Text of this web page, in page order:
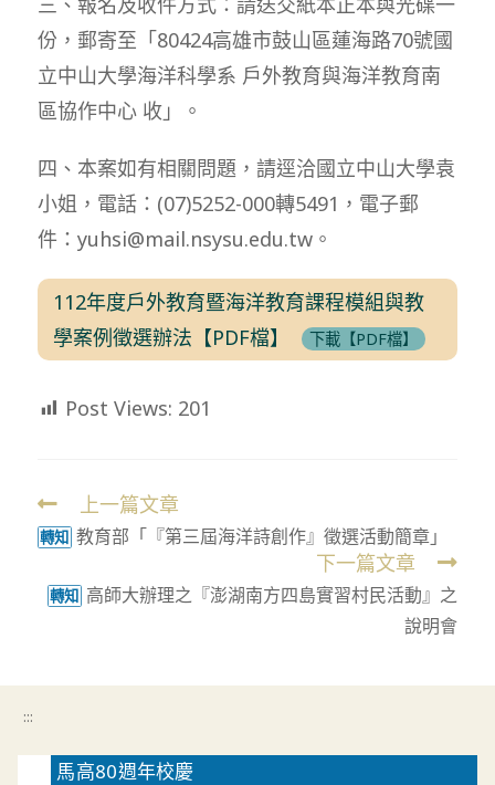
份，郵寄至「80424高雄市鼓山區蓮海路70號國
立中山大學海洋科學系 戶外教育與海洋教育南
區協作中心 收」。
四、本案如有相關問題，請逕洽國立中山大學袁
小姐，電話：(07)5252-000轉5491，電子郵
件：yuhsi@mail.nsysu.edu.tw。
112年度戶外教育暨海洋教育課程模組與教
學案例徵選辦法【PDF檔】
下載【PDF檔】
Post Views: 201
Read
more
上一篇文章
轉知 教育部「『第三屆海洋詩創作』徵選活動簡章」
下一篇文章
轉知 高師大辦理之『澎湖南方四島實習村民活動』之
說明會
:::
馬高80週年校慶